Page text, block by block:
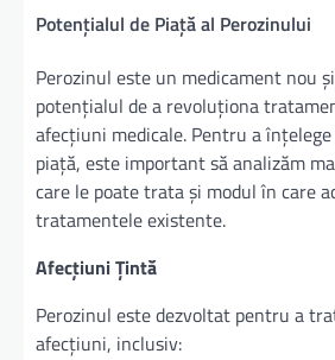
Potențialul de Piață al Perozinului
Perozinul este un medicament nou
potențialul de a revoluționa
afecțiuni medicale. Pentru a
piață, este important să analizăm
care le poate trata și modul în care
tratamentele existente.
Afecțiuni Țintă
Perozinul este dezvoltat pentru a
afecțiuni, inclusiv: